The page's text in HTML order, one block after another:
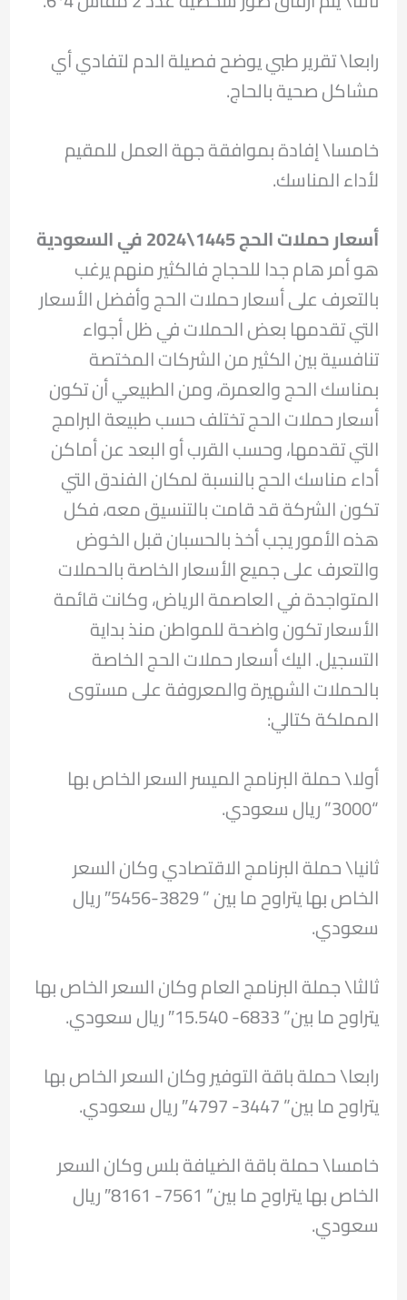
رابعا\ تقرير طبي يوضح فصيلة الدم لتفادي أي
مشاكل صحية بالحاج.
خامسا\ إفادة بموافقة جهة العمل للمقيم
لأداء المناسك.
أسعار حملات الحج 1445\2024 في السعودية
هو أمر هام جدا للحجاج فالكثير منهم يرغب
بالتعرف على أسعار حملات الحج وأفضل الأسعار
التي تقدمها بعض الحملات في ظل أجواء
تنافسية بين الكثير من الشركات المختصة
بمناسك الحج والعمرة، ومن الطبيعي أن تكون
أسعار حملات الحج تختلف حسب طبيعة البرامج
التي تقدمها، وحسب القرب أو البعد عن أماكن
أداء مناسك الحج بالنسبة لمكان الفندق التي
تكون الشركة قد قامت بالتنسيق معه، فكل
هذه الأمور يجب أخذ بالحسبان قبل الخوض
والتعرف على جميع الأسعار الخاصة بالحملات
المتواجدة في العاصمة الرياض، وكانت قائمة
الأسعار تكون واضحة للمواطن منذ بداية
التسجيل. اليك أسعار حملات الحج الخاصة
بالحملات الشهيرة والمعروفة على مستوى
المملكة كتالي:
أولا\ حملة البرنامج الميسر السعر الخاص بها
“3000” ريال سعودي.
ثانيا\ حملة البرنامج الاقتصادي وكان السعر
الخاص بها يتراوح ما بين ” 3829-5456″ ريال
سعودي.
ثالثا\ جملة البرنامج العام وكان السعر الخاص بها
يتراوح ما بين” 6833- 15.540″ ريال سعودي.
رابعا\ حملة باقة التوفير وكان السعر الخاص بها
يتراوح ما بين” 3447- 4797″ ريال سعودي.
خامسا\ حملة باقة الضيافة بلس وكان السعر
الخاص بها يتراوح ما بين” 7561- 8161″ ريال
سعودي.